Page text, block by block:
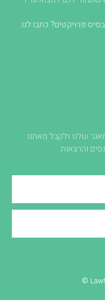
פרויקטים? כתבו לנו.
שלנו ולקבל מאתנו
והרצאות.